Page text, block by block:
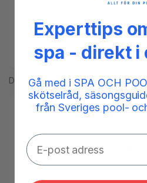
Add to compare
Del
Tilgængelighed:
Low stock:
Tags:
Hayward,ingjutningsrör
Kategorier:
Experttips
spa - direkt i
Gå med i SPA OCH
skötselråd,
från Sveriges pool-